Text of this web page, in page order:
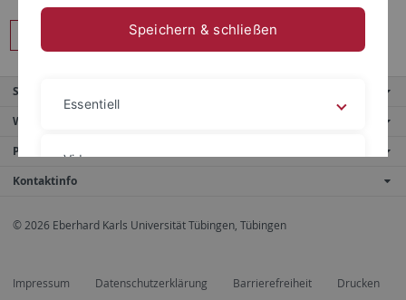
Service
Weitere Angebote
Portale
Kontaktinfo
© 2026 Eberhard Karls Universität Tübingen, Tübingen
Impressum Datenschutzerklärung Barrierefreiheit Drucken
Speichern & schließen
Essentiell
Videos
Impressum Datenschutzerklärung